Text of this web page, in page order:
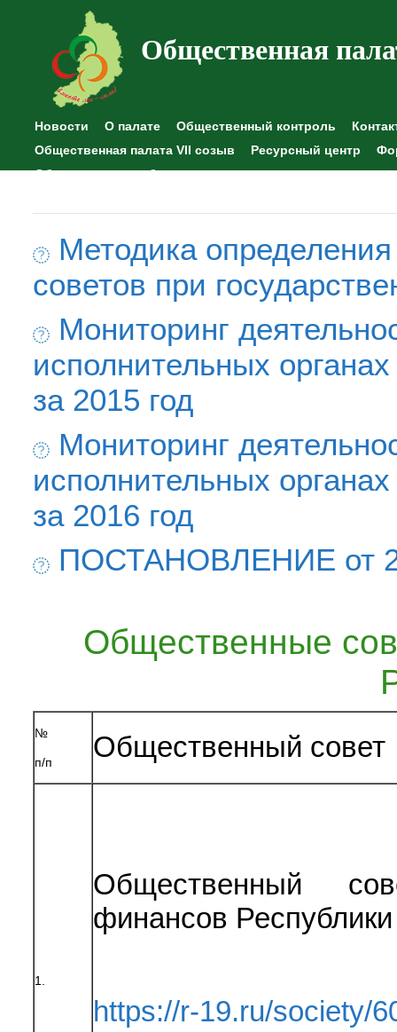
Общественная
Новости О палате Общественный контроль
Общественная палата VII созыв
Ресурсный центр
Общественные наблюдения
Методика
советов при
Мониторинг
исполнительных
за 2015 год
Мониторинг
исполнительных
за 2016 год
ПОСТАНОВЛЕНИЕ от
Общественные
№
п/п Общественный совет
1.
Общественный
финансов
https://r-19.ru/society/